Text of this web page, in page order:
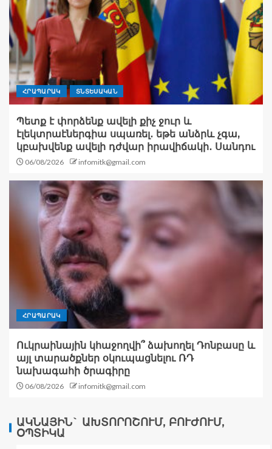
ՀՐԱՊԱՐԱԿ ՏՆՏԵՍԱԿԱՆ
Պետք է փորձենք ավելի քիչ ջուր և
էլեկտրաէներգիա սպառել․ եթե անձրև չգա,
կբախվենք ավելի դժվար իրավիճակի․ Սանդու
06/08/2026 infomitk@gmail.com
ՀՐԱՊԱՐԱԿ
Ուկրաինային կհաջողվի՞ ձախողել Դոնբասը և
այլ տարածքներ օկուպացնելու ՌԴ
նախագահի ծրագիրը
06/08/2026 infomitk@gmail.com
ԱԿՆԱՅԻՆ` ԱԽՏՈՐՈՇՈՒՄ, ԲՈՒԺՈՒՄ,
ՕՊՏԻԿԱ